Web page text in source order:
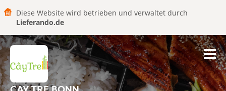
Diese Website wird betrieben und verwaltet durch
Lieferando.de